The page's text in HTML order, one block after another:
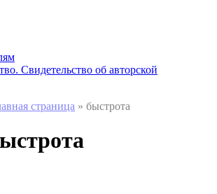
Свидетельство об авторской
страница » быстрота